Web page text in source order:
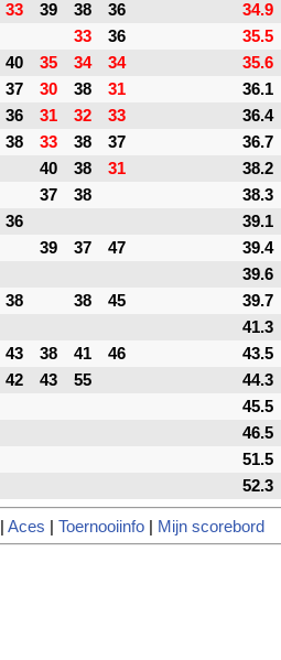
33 39 38 36 34.9
33 36 35.5
40 35 34 34 35.6
37 30 38 31 36.1
36 31 32 33 36.4
38 33 38 37 36.7
40 38 31 38.2
37 38 38.3
36 39.1
39 37 47 39.4
39.6
38 38 45 39.7
41.3
43 38 41 46 43.5
42 43 55 44.3
45.5
46.5
51.5
52.3
Aces Toernooiinfo| Mijn scorebord